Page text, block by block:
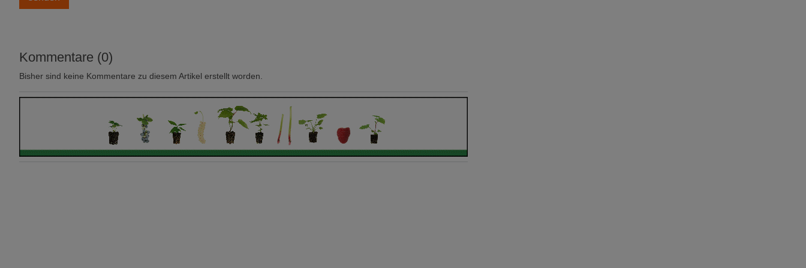
Kommentare (0)
Bisher sind keine Kommentare zu diesem Artikel erstellt worden.